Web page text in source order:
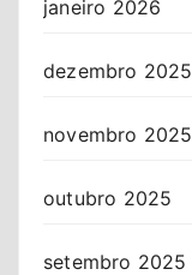
janeiro 2026
dezembro 2025
novembro 2025
outubro 2025
setembro 2025